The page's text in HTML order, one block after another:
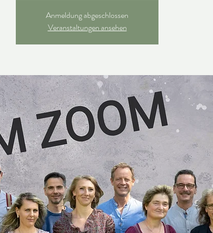
Anmeldung abgeschlossen
Veranstaltungen ansehen